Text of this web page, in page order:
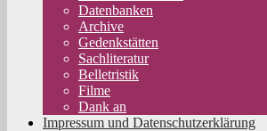
Datenbanken
Archive
Gedenkstätten
Sachliteratur
Belletristik
Filme
Dank an
Impressum und Datenschutzerklärung